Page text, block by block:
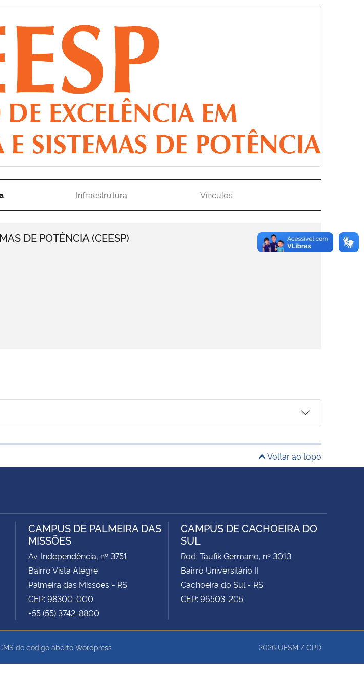
Infraestrutura Vínculos
DE POTÊNCIA (CEESP)
Voltar ao topo
CAMPUS DE PALMEIRA DAS
MISSÕES
Av. Independência, nº 3751
Bairro Vista Alegre
Palmeira das Missões - RS
CEP: 98300-000
+55 (55) 3742-8800
CAMPUS DE CACHOEIRA DO
SUL
Rod. Taufik Germano, nº 3013
Bairro Universitário II
Cachoeira do Sul - RS
CEP: 96503-205
de código aberto Wordpress 2026 UFSM / CPD